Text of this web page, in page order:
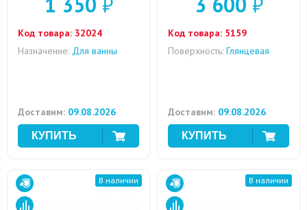
Код товара: 32024
Назначение: Для ванны
Доставим: 09.08.2026
Код товара: 5159
Поверхность: Глянцевая
Доставим: 09.08.2026
В наличии В наличии